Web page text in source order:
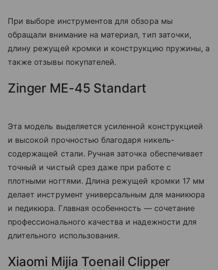
При выборе инструментов для обзора мы
обращали внимание на материал, тип заточки,
длину режущей кромки и конструкцию пружины, а
также отзывы покупателей.
Zinger ME-45 Standart
Эта модель выделяется усиленной конструкцией
и высокой прочностью благодаря никель-
содержащей стали. Ручная заточка обеспечивает
точный и чистый срез даже при работе с
плотными ногтями. Длина режущей кромки 17 мм
делает инструмент универсальным для маникюра
и педикюра. Главная особенность — сочетание
профессионального качества и надежности для
длительного использования.
Xiaomi Mijia Toenail Clipper